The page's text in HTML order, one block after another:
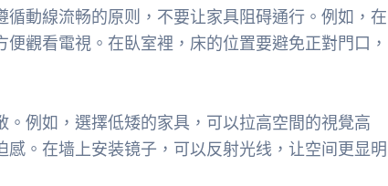
動線流畅的原则，不要让家具阻碍通行。例如，在
觀看電視。在臥室裡，床的位置要避免正對門口，
例如，選擇低矮的家具，可以拉高空間的視覺高
。在墙上安装镜子，可以反射光线，让空间更显明